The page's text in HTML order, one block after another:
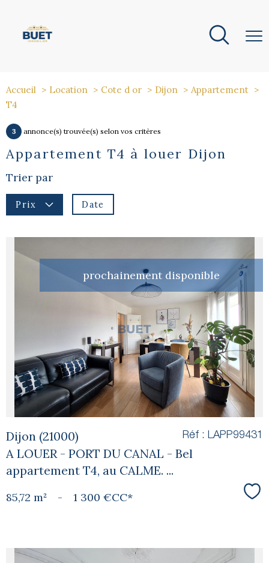
Accueil Location Cote d or Dijon
Appartement
T4
3 annonce(s) trouvée(s) selon vos critères
Appartement T4 à louer Dijon
Trier par
Prix Date
prochainement disponible
voir le
bien
Dijon (21000)
A LOUER - PORT DU CANAL - Bel
appartement T4, au CALME. ...
Réf : LAPP99431
85,72 m² - 1 300 €CC*